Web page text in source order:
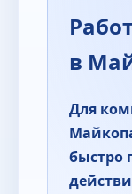
в
Для
быстро